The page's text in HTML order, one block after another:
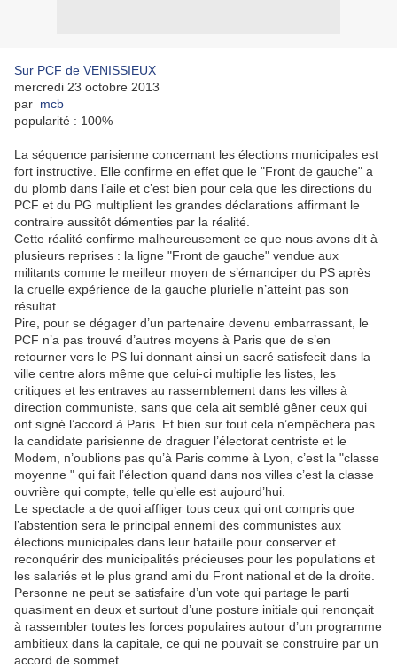
Sur PCF de VENISSIEUX
mercredi 23 octobre 2013
par mcb
popularité : 100%
La séquence parisienne concernant les élections municipales est
fort instructive. Elle confirme en effet que le "Front de gauche" a
du plomb dans l’aile et c’est bien pour cela que les directions du
PCF et du PG multiplient les grandes déclarations affirmant le
contraire aussitôt démenties par la réalité.
Cette réalité confirme malheureusement ce que nous avons dit à
plusieurs reprises : la ligne "Front de gauche" vendue aux
militants comme le meilleur moyen de s’émanciper du PS après
la cruelle expérience de la gauche plurielle n’atteint pas son
résultat.
Pire, pour se dégager d’un partenaire devenu embarrassant, le
PCF n’a pas trouvé d’autres moyens à Paris que de s’en
retourner vers le PS lui donnant ainsi un sacré satisfecit dans la
ville centre alors même que celui-ci multiplie les listes, les
critiques et les entraves au rassemblement dans les villes à
direction communiste, sans que cela ait semblé gêner ceux qui
ont signé l’accord à Paris. Et bien sur tout cela n’empêchera pas
la candidate parisienne de draguer l’électorat centriste et le
Modem, n’oublions pas qu’à Paris comme à Lyon, c’est la "classe
moyenne " qui fait l’élection quand dans nos villes c’est la classe
ouvrière qui compte, telle qu’elle est aujourd’hui.
Le spectacle a de quoi affliger tous ceux qui ont compris que
l’abstention sera le principal ennemi des communistes aux
élections municipales dans leur bataille pour conserver et
reconquérir des municipalités précieuses pour les populations et
les salariés et le plus grand ami du Front national et de la droite.
Personne ne peut se satisfaire d’un vote qui partage le parti
quasiment en deux et surtout d’une posture initiale qui renonçait
à rassembler toutes les forces populaires autour d’un programme
ambitieux dans la capitale, ce qui ne pouvait se construire par un
accord de sommet.